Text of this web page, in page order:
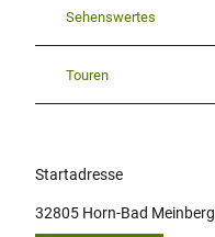
Sehenswertes
Touren
Startadresse
32805 Horn-Bad Meinberg